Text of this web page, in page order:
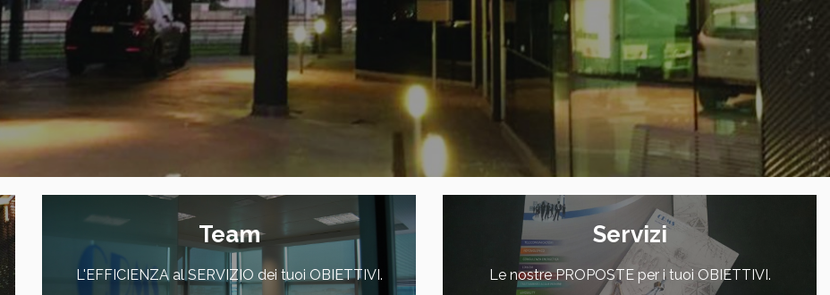
Team
L'EFFICIENZA al SERVIZIO dei tuoi OBIETTIVI.
Servizi
Le nostre PROPOSTE per i tuoi OBIETTIVI.